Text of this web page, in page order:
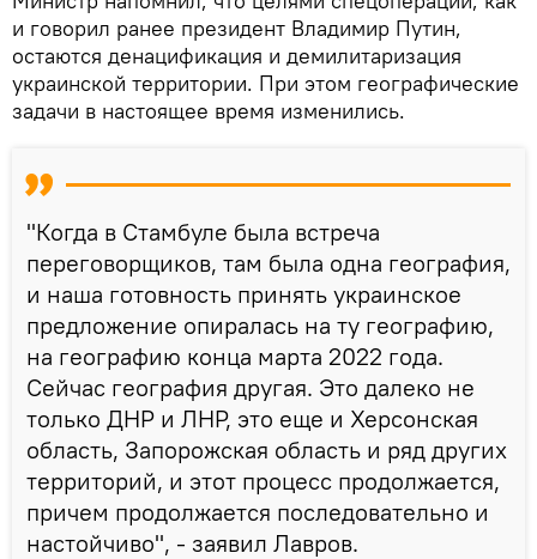
и говорил ранее президент Владимир Путин,
остаются денацификация и демилитаризация
украинской территории. При этом географические
задачи в настоящее время изменились.
"Когда в Стамбуле была встреча
переговорщиков, там была одна география,
и наша готовность принять украинское
предложение опиралась на ту географию,
на географию конца марта 2022 года.
Сейчас география другая. Это далеко не
только ДНР и ЛНР, это еще и Херсонская
область, Запорожская область и ряд других
территорий, и этот процесс продолжается,
причем продолжается последовательно и
настойчиво", - заявил Лавров.